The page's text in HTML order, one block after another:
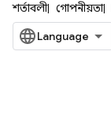
শর্তাবলী গোপনীয়তা